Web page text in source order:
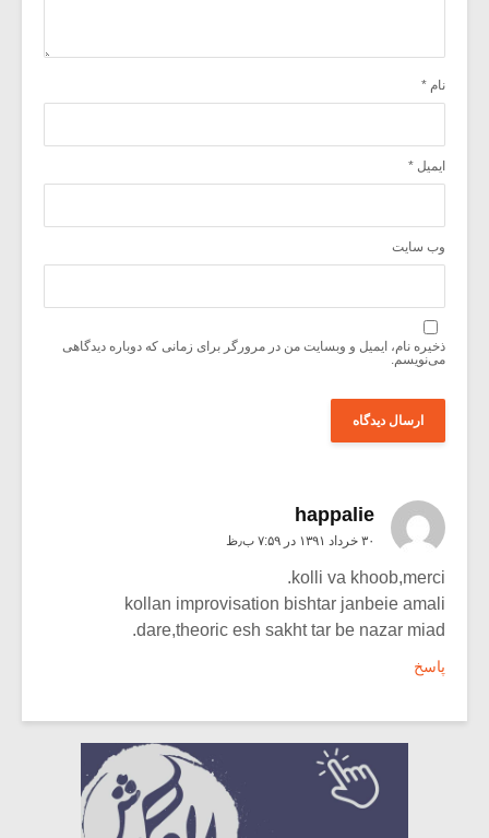
نام *
ایمیل *
وب‌ سایت
ذخیره نام، ایمیل و وبسایت من در مرورگر برای زمانی که دوباره دیدگاهی
می‌نویسم.
happalie
۳۰ خرداد ۱۳۹۱ در ۷:۵۹ ب٫ظ
kolli va khoob,merci.
kollan improvisation bishtar janbeie amali
dare,theoric esh sakht tar be nazar miad.
پاسخ